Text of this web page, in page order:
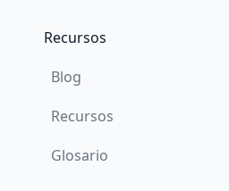
Recursos
Blog
Recursos
Glosario